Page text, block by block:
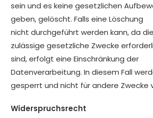
sein und es keine gesetzlichen
geben, gelöscht. Falls eine Löschung
nicht durchgeführt werden kann, da
zulässige gesetzliche Zwecke
sind, erfolgt eine Einschränkung der
Datenverarbeitung. In diesem Fall
gesperrt und nicht für andere Zwecke
Widerspruchsrecht